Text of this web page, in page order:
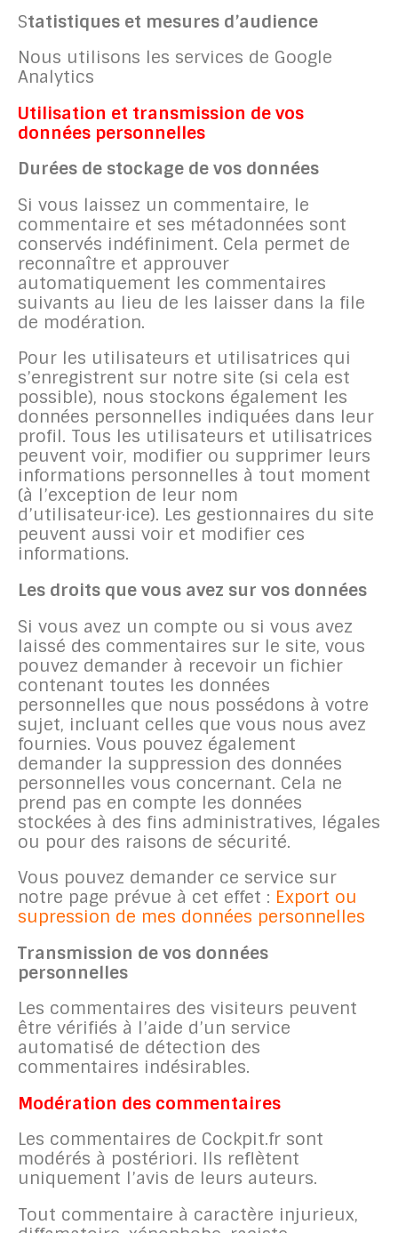
Statistiques et mesures d’audience
Nous utilisons les services de Google
Analytics
Utilisation et transmission de vos
données personnelles
Durées de stockage de vos données
Si vous laissez un commentaire, le
commentaire et ses métadonnées sont
conservés indéfiniment. Cela permet de
reconnaître et approuver
automatiquement les commentaires
suivants au lieu de les laisser dans la file
de modération.
Pour les utilisateurs et utilisatrices qui
s’enregistrent sur notre site (si cela est
possible), nous stockons également les
données personnelles indiquées dans leur
profil. Tous les utilisateurs et utilisatrices
peuvent voir, modifier ou supprimer leurs
informations personnelles à tout moment
(à l’exception de leur nom
d’utilisateur·ice). Les gestionnaires du site
peuvent aussi voir et modifier ces
informations.
Les droits que vous avez sur vos données
Si vous avez un compte ou si vous avez
laissé des commentaires sur le site, vous
pouvez demander à recevoir un fichier
contenant toutes les données
personnelles que nous possédons à votre
sujet, incluant celles que vous nous avez
fournies. Vous pouvez également
demander la suppression des données
personnelles vous concernant. Cela ne
prend pas en compte les données
stockées à des fins administratives, légales
ou pour des raisons de sécurité.
Vous pouvez demander ce service sur
notre page prévue à cet effet : Export ou
supression de mes données personnelles
Transmission de vos données
personnelles
Les commentaires des visiteurs peuvent
être vérifiés à l’aide d’un service
automatisé de détection des
commentaires indésirables.
Modération des commentaires
Les commentaires de Cockpit.fr sont
modérés à postériori. Ils reflètent
uniquement l’avis de leurs auteurs.
Tout commentaire à caractère injurieux,